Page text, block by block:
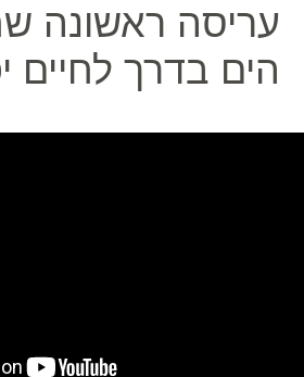
הבלוג
אודות shushu
צרי קשר
עריסה ראשונה
הים בדרך לחיים